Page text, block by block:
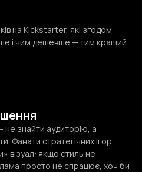
на Kickstarter, які згодом
і чим дешевше — тим кращий
не знайти аудиторію, а
Фанати стратегічних ігор
візуал: якщо стиль не
просто не спрацює, хоч би